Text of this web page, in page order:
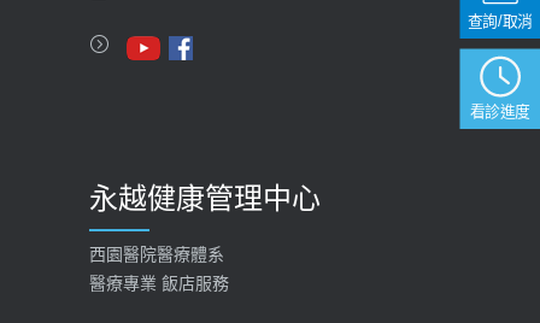
2023-09-27
永越健康管理中心
西園醫院醫療體系
醫療專業 飯店服務
看診進度
查詢/取消